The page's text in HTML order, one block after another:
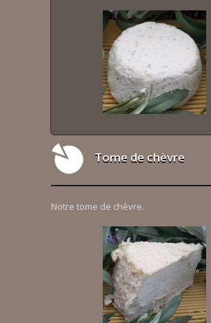
Tome de chèvre
Notre tome de chèvre.